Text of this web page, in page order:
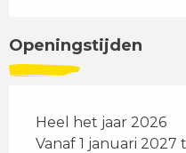
Openingstijden
Heel het jaar 2026
Vanaf 1 januari